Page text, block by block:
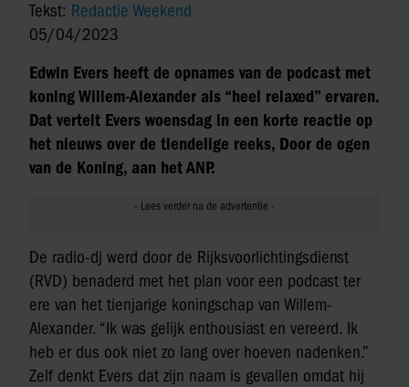
Tekst: Redactie Weekend
05/04/2023
Edwin Evers heeft de opnames van de podcast met
koning Willem-Alexander als “heel relaxed” ervaren.
Dat vertelt Evers woensdag in een korte reactie op
het nieuws over de tiendelige reeks, Door de ogen
van de Koning, aan het ANP.
De radio-dj werd door de Rijksvoorlichtingsdienst
(RVD) benaderd met het plan voor een podcast ter
ere van het tienjarige koningschap van Willem-
Alexander. “Ik was gelijk enthousiast en vereerd. Ik
heb er dus ook niet zo lang over hoeven nadenken.”
Zelf denkt Evers dat zijn naam is gevallen omdat hij